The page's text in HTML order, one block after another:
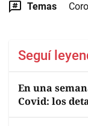
Temas
Seguí
En una
Covid: los